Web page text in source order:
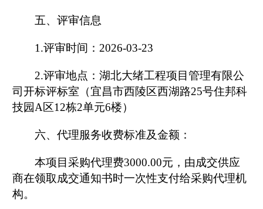
五、评审信息
1.评审时间： 2026-03-23
2.评审地点：湖北大绪工程项目管理有限公
司开标评标室（宜昌市西陵区西湖路25号住邦科
技园A区12栋2单元6楼）
六、代理服务收费标准及金额：
本项目采购代理费3000.00元，由成交供应
商在领取成交通知书时一次性支付给采购代理机
构。